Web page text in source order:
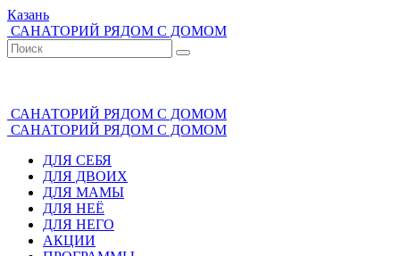
Казань
САНАТОРИЙ РЯДОМ С ДОМОМ
САНАТОРИЙ РЯДОМ С ДОМОМ
САНАТОРИЙ РЯДОМ С ДОМОМ
ДЛЯ СЕБЯ
ДЛЯ ДВОИХ
ДЛЯ МАМЫ
ДЛЯ НЕЁ
ДЛЯ НЕГО
АКЦИИ